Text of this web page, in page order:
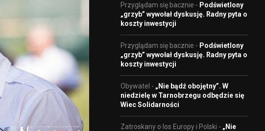
Przyglądam się bacznie - Podświetlony
„grzyb” wywołał dyskusję. Radny pyta o
koszty inwestycji
Przyglądam się bacznie - Podświetlony
„grzyb” wywołał dyskusję. Radny pyta o
koszty inwestycji
Obywatel - „Nie bądź obojętny”. W
niedzielę w Tarnobrzegu odbędzie się
Wiec Solidarności
Zatroskany o los Europy i Polski - „Nie